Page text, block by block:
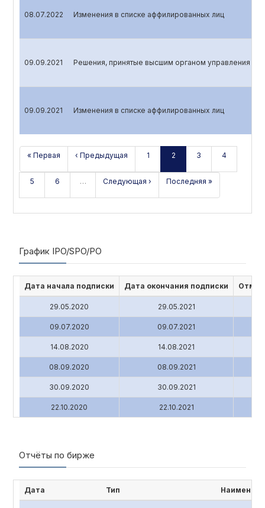
08.07.2022 Изменения в списке аффилированных лиц
09.09.2021 Решения, принятые высшим органом управления
09.09.2021 Изменения в списке аффилированных лиц
« Первая ‹ Предыдущая 1 2 3 4
5 6 … Следующая › Последняя »
График IPO/SPO/PO
Дата начала подписки Дата окончания подписки
29.05.2020 29.05.2021
09.07.2020 09.07.2021
14.08.2020 14.08.2021
08.09.2020 08.09.2021
30.09.2020 30.09.2021
22.10.2020 22.10.2021
Отчёты по бирже
Дата Тип